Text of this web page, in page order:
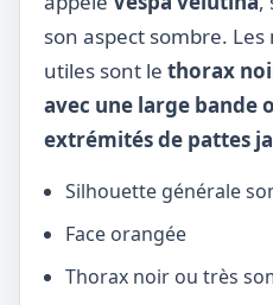
son aspect sombre.
utiles sont le thorax
avec une large bande
extrémités de pattes
Silhouette générale
Face orangée
Thorax noir ou très